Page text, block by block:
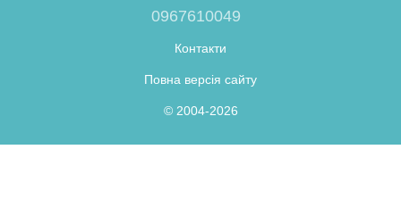
0967610049
Контакти
Повна версія сайту
© 2004-2026